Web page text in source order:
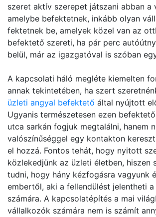
szeret aktív szerepet játszani abban a
amelybe befektetnek, inkább olyan
fektetnek be, amelyek közel van az
befektető szereti, ha pár perc
belül, már az igazgatóval is szóban
A kapcsolati háló megléte kiemelten
annak tekintetében, ha szert
üzleti angyal befektető által nyújtott
Ugyanis természetesen ezen
utca sarkán fogjuk megtalálni, hanem
valószínűséggel egy kontakton
el hozzá. Fontos tehát, hogy nyitott
közlekedjünk az üzleti életben, hiszen
tudni, hogy hány kézfogásra vagyunk
embertől, aki a fellendülést jelentheti
számára. A kapcsolatépítés a mai
vállalkozók számára nem is számít